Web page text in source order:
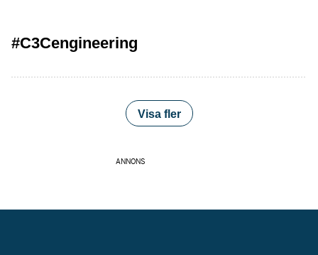
#C3Cengineering
Visa fler
ANNONS